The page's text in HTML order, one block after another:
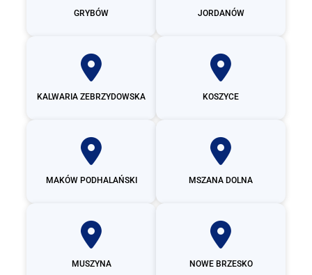
GRYBÓW JORDANÓW
KALWARIA ZEBRZYDOWSKA KOSZYCE
MAKÓW PODHALAŃSKI MSZANA DOLNA
MUSZYNA NOWE BRZESKO